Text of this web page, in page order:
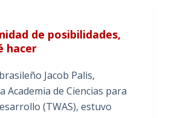
de posibilidades,
hacer
Jacob Palis,
Academia de Ciencias para
(TWAS), estuvo